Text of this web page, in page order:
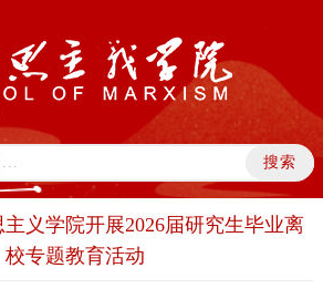
义学院开展2026届研究生毕业离
校专题教育活动